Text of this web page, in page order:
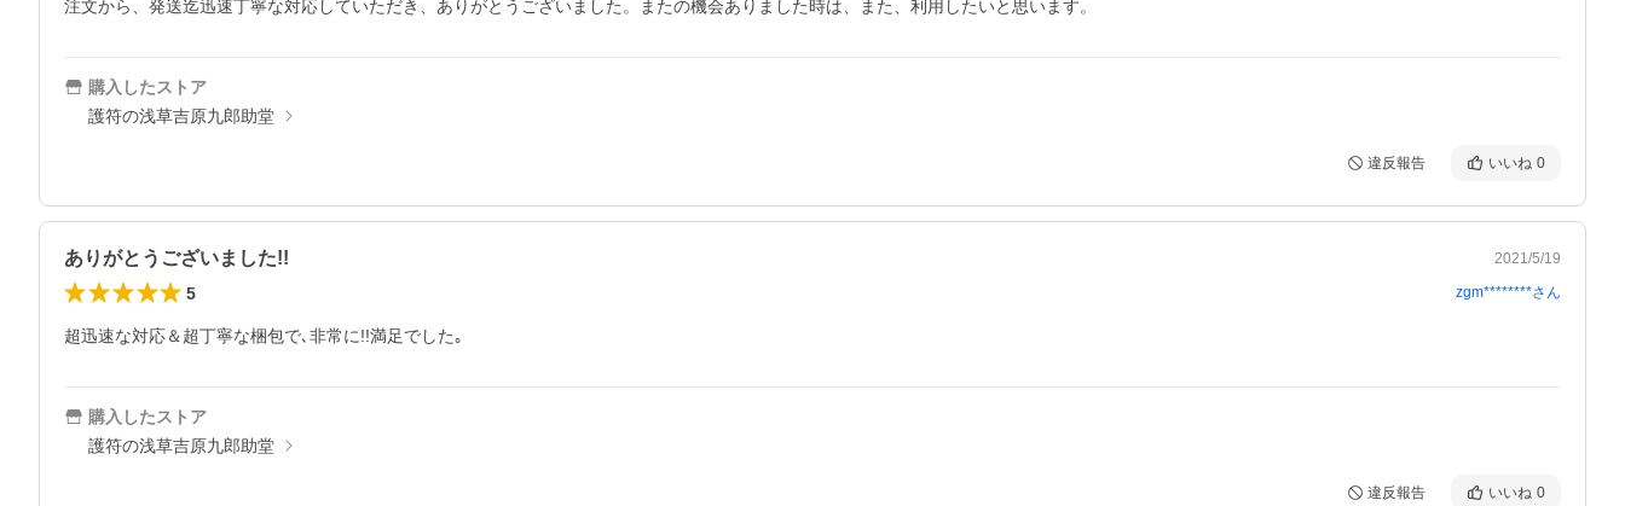
注文から、発送迄迅速丁寧な対応していただき、ありがとうございました。またの機会ありました時は、また、利用したいと思います。
購入したストア
護符の浅草吉原九郎助堂
違反報告 いいね 0
ありがとうございました!! 2021/5/19
5 zgm********さん
超迅速な対応＆超丁寧な梱包で､非常に!!満足でした｡
購入したストア
護符の浅草吉原九郎助堂
違反報告 いいね 0